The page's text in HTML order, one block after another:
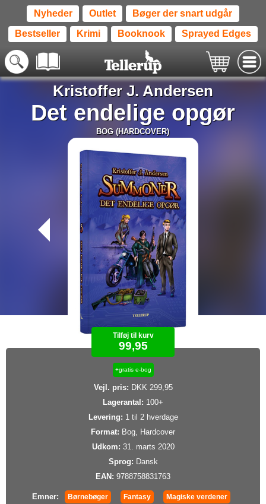
Nyheder Outlet Bøger der snart udgår
Bestseller Krimi Booknook Sprayed Edges
Kristoffer J. Andersen
Det endelige opgør
BOG (HARDCOVER)
Tilføj til kurv
99,95
+gratis e-bog
Vejl. pris: DKK 299,95
Lagerantal: 100+
Levering: 1 til 2 hverdage
Format: Bog, Hardcover
Udkom: 31. marts 2020
Sprog: Dansk
EAN: 9788758831763
Emner: Børnebøger Fantasy Magiske verdener